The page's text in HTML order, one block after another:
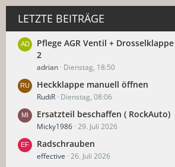
LETZTE BEITRÄGE
Pflege AGR Ventil +
2
adrian Dienstag, 18:50
Heckklappe manuell öffnen
RudiR Dienstag, 08:06
Ersatzteil beschaffen ( RockAuto)
Micky1986 29. Juli 2026
Radschrauben
effective 26. Juli 2026